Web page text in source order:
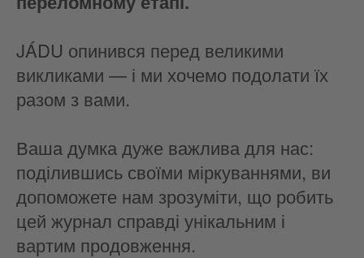
JÁDU опинився перед великими
викликами — і ми хочемо подолати їх
разом з вами.
Ваша думка дуже важлива для нас:
поділившись своїми міркуваннями, ви
допоможете нам зрозуміти, що робить
цей журнал справді унікальним і
вартим продовження.